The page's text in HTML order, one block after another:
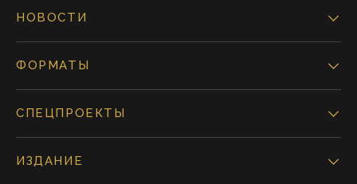
НОВОСТИ
ФОРМАТЫ
СПЕЦПРОЕКТЫ
ИЗДАНИЕ